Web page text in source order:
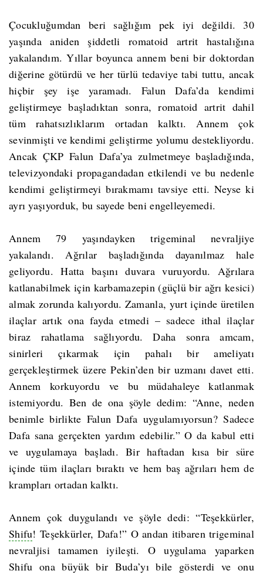
Çocukluğumdan beri sağlığım pek iyi değildi. 30
yaşında aniden şiddetli romatoid artrit hastalığına
yakalandım. Yıllar boyunca annem beni bir doktordan
diğerine götürdü ve her türlü tedaviye tabi tuttu, ancak
hiçbir şey işe yaramadı. Falun Dafa’da kendimi
geliştirmeye başladıktan sonra, romatoid artrit dahil
tüm rahatsızlıklarım ortadan kalktı. Annem çok
sevinmişti ve kendimi geliştirme yolumu destekliyordu.
Ancak ÇKP Falun Dafa’ya zulmetmeye başladığında,
televizyondaki propagandadan etkilendi ve bu nedenle
kendimi geliştirmeyi bırakmamı tavsiye etti. Neyse ki
ayrı yaşıyorduk, bu sayede beni engelleyemedi.
Annem 79 yaşındayken trigeminal nevraljiye
yakalandı. Ağrılar başladığında dayanılmaz hale
geliyordu. Hatta başını duvara vuruyordu. Ağrılara
katlanabilmek için karbamazepin (güçlü bir ağrı kesici)
almak zorunda kalıyordu. Zamanla, yurt içinde üretilen
ilaçlar artık ona fayda etmedi – sadece ithal ilaçlar
biraz rahatlama sağlıyordu. Daha sonra amcam,
sinirleri çıkarmak için pahalı bir ameliyatı
gerçekleştirmek üzere Pekin’den bir uzmanı davet etti.
Annem korkuyordu ve bu müdahaleye katlanmak
istemiyordu. Ben de ona şöyle dedim: “Anne, neden
benimle birlikte Falun Dafa uygulamıyorsun? Sadece
Dafa sana gerçekten yardım edebilir.” O da kabul etti
ve uygulamaya başladı. Bir haftadan kısa bir süre
içinde tüm ilaçları bıraktı ve hem baş ağrıları hem de
krampları ortadan kalktı.
Annem çok duygulandı ve şöyle dedi: “Teşekkürler,
Shifu! Teşekkürler, Dafa!” O andan itibaren trigeminal
nevraljisi tamamen iyileşti. O uygulama yaparken
Shifu ona büyük bir Buda’yı bile gösterdi ve onu